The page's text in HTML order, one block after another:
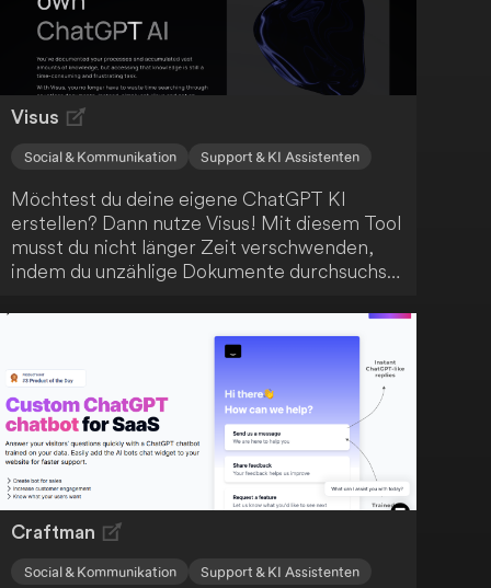
Visus
Social & Kommunikation Support & KI Assistenten
Möchtest du deine eigene ChatGPT KI
erstellen? Dann nutze Visus! Mit diesem Tool
musst du nicht länger Zeit verschwenden,
indem du unzählige Dokumente durchsuchst,
einfach eine Frage an Visus und erhalte
Craftman
Social & Kommunikation Support & KI Assistenten